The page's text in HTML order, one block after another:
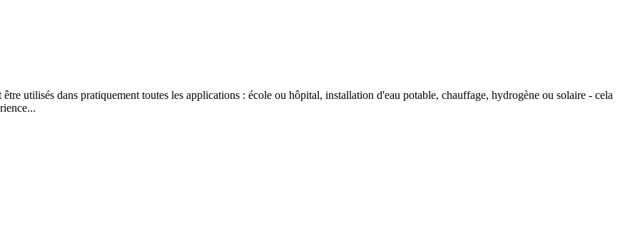
utilisés dans pratiquement toutes les applications : école ou hôpital, installation d'eau potable, chauffage, hydrogène ou solaire - cela